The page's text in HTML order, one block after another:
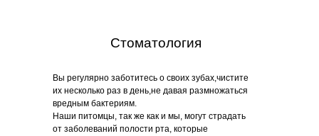
Вы регулярно заботитесь о своих зубах,чистите
их несколько раз в день,не давая размножаться
вредным бактериям.
Наши питомцы, так же как и мы, могут страдать
от заболеваний полости рта, которые
Стоматология